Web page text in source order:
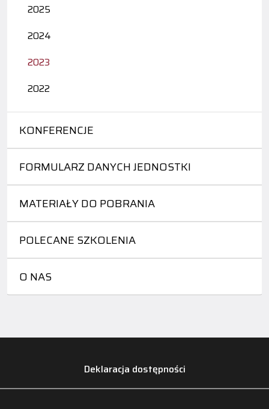
2025
2024
2023
2022
KONFERENCJE
FORMULARZ DANYCH JEDNOSTKI
MATERIAŁY DO POBRANIA
POLECANE SZKOLENIA
O NAS
Deklaracja dostępności